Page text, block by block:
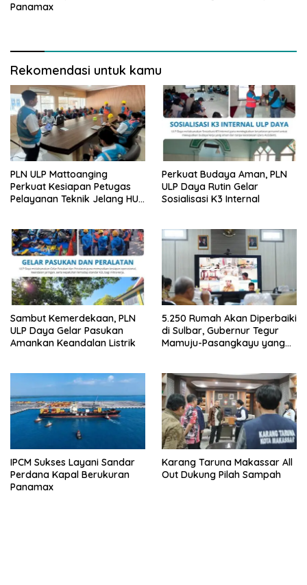
Panamax
Rekomendasi untuk kamu
PLN ULP Mattoanging
Perkuat Kesiapan Petugas
Pelayanan Teknik Jelang HUT
Perkuat Budaya Aman, PLN
ULP Daya Rutin Gelar
Sosialisasi K3 Internal
Sambut Kemerdekaan, PLN
ULP Daya Gelar Pasukan
Amankan Keandalan Listrik
5.250 Rumah Akan Diperbaiki
di Sulbar, Gubernur Tegur
Mamuju-Pasangkayu yang
IPCM Sukses Layani Sandar
Perdana Kapal Berukuran
Panamax
Karang Taruna Makassar All
Out Dukung Pilah Sampah